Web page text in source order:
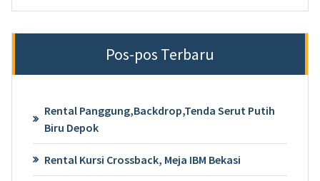
Pos-pos Terbaru
Rental Panggung,Backdrop,Tenda Serut Putih
Biru Depok
Rental Kursi Crossback, Meja IBM Bekasi